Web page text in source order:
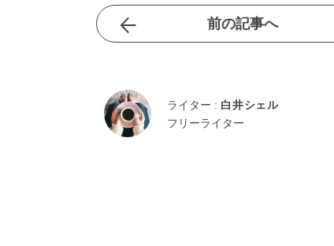
前の記事へ
ライター : 白井シェル
フリーライター